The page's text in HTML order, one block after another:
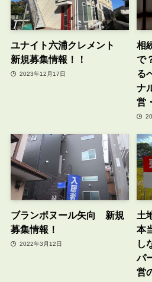
ユナイト六浦クレメント
新規募集情報！！
2023年12月17日
相
で
る
ナ
営
ブランボヌール矢向 新規
募集情報！
2022年3月12日
土
本
し
パ
営